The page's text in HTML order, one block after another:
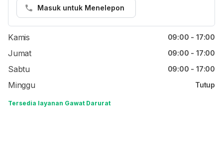
Masuk untuk Menelepon
Selasa
Kamis 09:00 - 17:00
Jumat 09:00 - 17:00
Sabtu 09:00 - 17:00
Minggu Tutup
Tersedia layanan Gawat Darurat